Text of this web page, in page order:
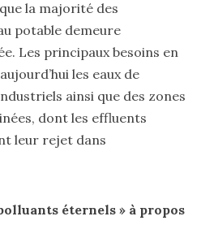
la majorité des
potable demeure
Les principaux besoins en
les eaux de
ainsi que des zones
dont les effluents
leur rejet dans
éternels » à propos